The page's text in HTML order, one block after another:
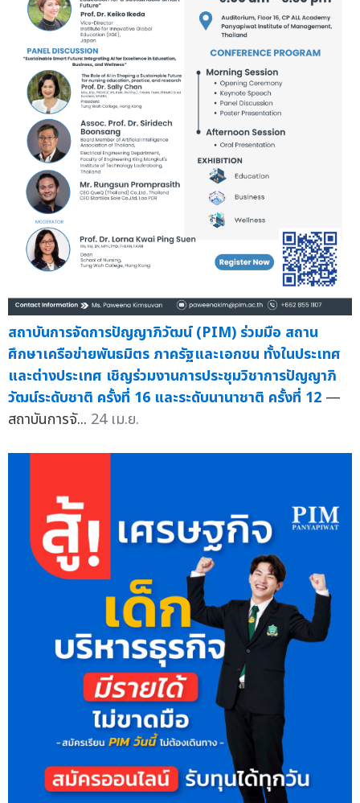
สถาบันการจัดการปัญญาภิวัฒน์ (PIM) ร่วมมือ สถาน
ศึกษาเครือข่ายพันธมิตร ภาครัฐและเอกชน ทั้งในประเทศ
และต่างประเทศ เชิญร่วมงานการประชุมวิชาการปัญญาภิ
วัฒน์ระดับชาติ ครั้งที่ 16 และระดับนานาชาติ ครั้งที่ 12 —
สถาบันการจั... 24 เม.ย.